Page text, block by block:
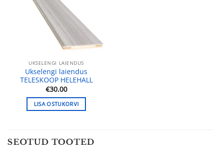
UKSELENGI LAIENDUS
Ukselengi laiendus
TELESKOOP HELEHALL
€30.00
LISA OSTUKORVI
SEOTUD TOOTED